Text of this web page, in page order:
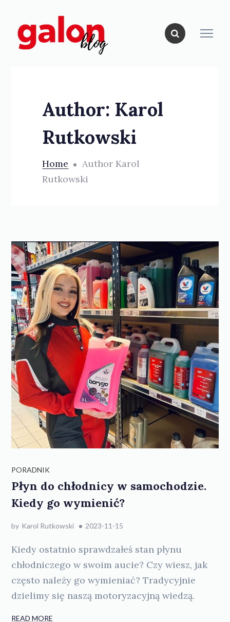
Author: Karol
Rutkowski
Home
Author Karol
Rutkowski
PORADNIK
Płyn do chłodnicy w samochodzie.
Kiedy go wymienić?
by Karol Rutkowski 2023-11-15
Kiedy ostatnio sprawdzałeś stan płynu
chłodniczego w swoim aucie? Czy wiesz, jak
często należy go wymieniać? Tradycyjnie
dzielimy się naszą motoryzacyjną wiedzą.
READ MORE